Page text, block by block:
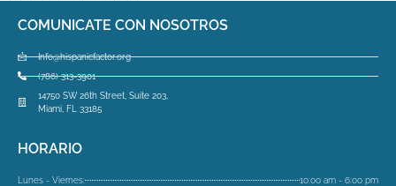
COMUNICATE CON NOSOTROS
Info@hispanicfactor.org
(786) 313-3901
14750 SW 26th Street, Suite 203,
Miami, FL 33185
HORARIO
Lunes - Viernes: 10:00 am - 6:00 pm